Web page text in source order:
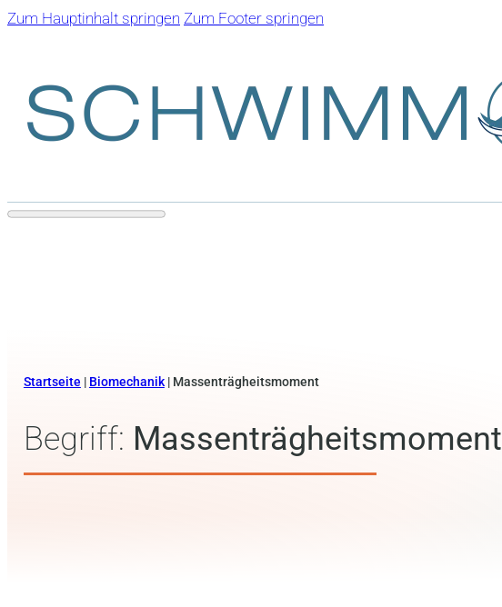
Zum Hauptinhalt springen Zum Footer springen
Startseite | Biomechanik| Massenträgheitsmoment
Begriff: Massenträgheitsmoment